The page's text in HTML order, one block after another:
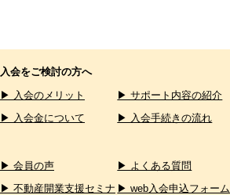
入会をご検討の方へ
▶ 入会のメリット
▶ サポート内容の紹介
▶ 入会金について
▶ 入会手続きの流れ
▶ 会員の声
▶ よくある質問
▶ 不動産開業支援セミナ ▶ web入会申込フォーム